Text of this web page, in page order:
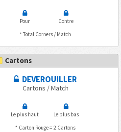
Pour
Contre
* Total Corners / Match
Cartons
DEVEROUILLER
Cartons / Match
Le plus haut
Le plus bas
* Carton Rouge = 2 Cartons